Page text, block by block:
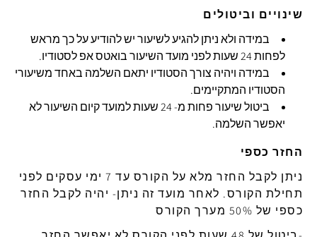
שינויים וביטולים
במידה ולא ניתן להגיע לשיעור יש להודיע על כך מראש
לפחות 24 שעות לפני מועד השיעור בואטס אפ לסטודיו.
במידה ויהיה צורך הסטודיו יתאם השלמה באחד משיעורי
הסטודיו המתקיימים.
ביטול שיעור פחות מ- 24 שעות למועד קיום השיעור לא
יאפשר השלמה.
החזר כספי
ניתן לקבל החזר מלא על הקורס עד 7 ימי עסקים לפני
תחילת הקורס. לאחר מועד זה ניתן- יהיה לקבל החזר
כספי של 50% מערך הקורס